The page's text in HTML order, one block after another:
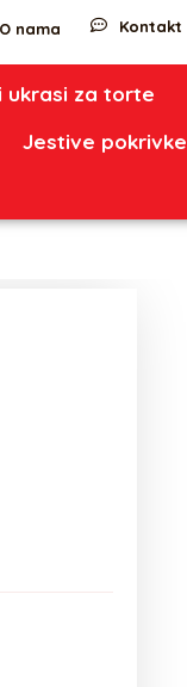
O nama Kontakt
ukrasi za torte
Jestive pokrivke